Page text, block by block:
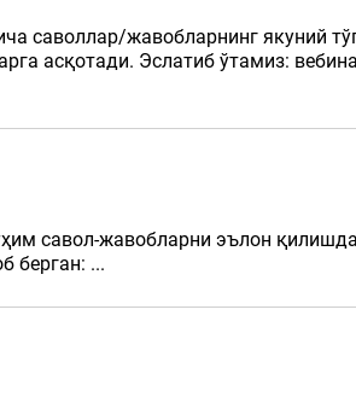
саволлар/жавобларнинг якуний
асқотади. Эслатиб ўтамиз:
савол-жавобларни эълон
берган: ...